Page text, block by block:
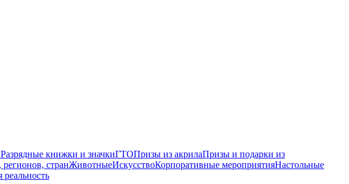
Разрядные книжки и значкиГТОПризы из акрилаПризы и подарки из
странЖивотныеИскусствоКорпоративные мероприятияНастольные